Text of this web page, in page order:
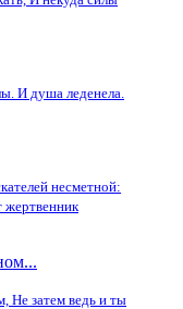
И душа леденела.
несметной:
жертвенник
Не затем ведь и ты